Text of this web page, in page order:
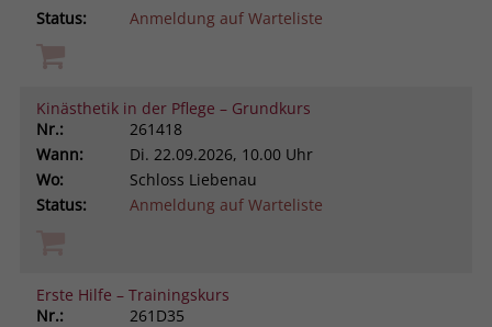
Status:
Anmeldung auf Warteliste
Kinästhetik in der Pflege – Grundkurs
Nr.:
261418
Wann:
Di. 22.09.2026, 10.00 Uhr
Wo:
Schloss Liebenau
Status:
Anmeldung auf Warteliste
Erste Hilfe – Trainingskurs
Nr.:
261D35